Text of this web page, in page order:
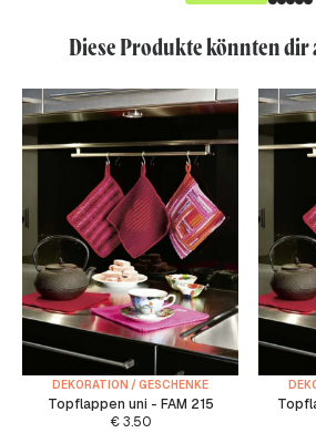
Diese Produkte könnten dir
DEKORATION / GESCHENKE
Topflappen uni - FAM 215
€3.50